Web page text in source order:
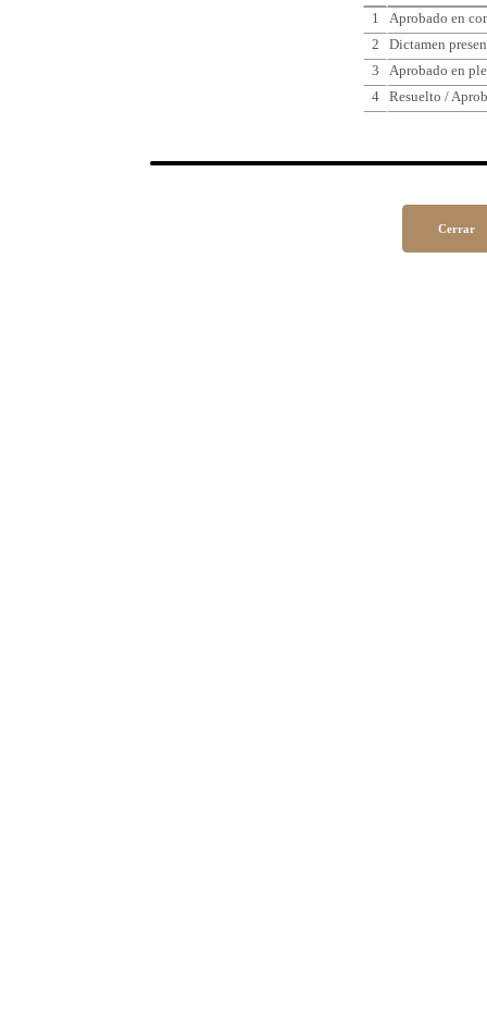
1
Aprobado en
2
Dictamen
3
Aprobado en
4
Resuelto /
Cerrar